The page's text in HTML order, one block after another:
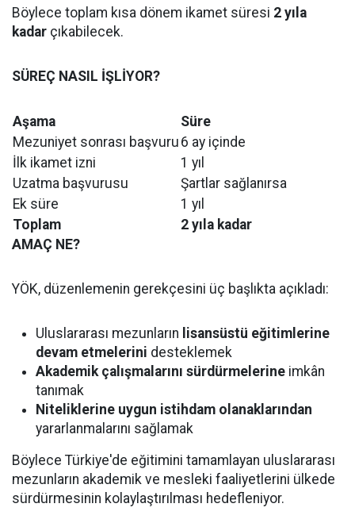
Böylece toplam kısa dönem ikamet süresi 2 yıla
kadar çıkabilecek.
SÜREÇ NASIL İŞLİYOR?
Aşama
Süre
Mezuniyet sonrası başvuru 6 ay içinde
İlk ikamet izni
1 yıl
Uzatma başvurusu
Şartlar sağlanırsa
Ek süre
1 yıl
Toplam
2 yıla kadar
AMAÇ NE?
YÖK, düzenlemenin gerekçesini üç başlıkta açıkladı:
Uluslararası mezunların lisansüstü eğitimlerine
devam etmelerini desteklemek
Akademik çalışmalarını sürdürmelerine imkân
tanımak
Niteliklerine uygun istihdam olanaklarından
yararlanmalarını sağlamak
Böylece Türkiye'de eğitimini tamamlayan uluslararası
mezunların akademik ve mesleki faaliyetlerini ülkede
sürdürmesinin kolaylaştırılması hedefleniyor.